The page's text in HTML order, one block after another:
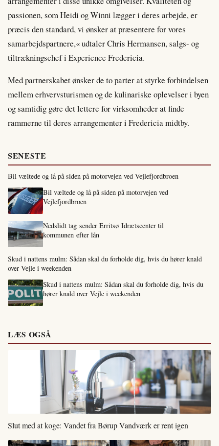
passionen, som Heidi og Winni lægger i deres arbejde, er
præcis den standard, vi ønsker at præsentere for vores
samarbejdspartnere,« udtaler Chris Hermansen, salgs- og
tiltrækningschef i Experience Fredericia.
Med partnerskabet ønsker de to parter at styrke forbindelsen
mellem erhvervsturismen og de kulinariske oplevelser i byen
og samtidig gøre det lettere for virksomheder at finde
rammerne til deres arrangementer i Fredericia midtby.
SENESTE
Bil væltede og lå på siden på motorvejen ved Vejlefjordbroen
Bil væltede og lå på siden på motorvejen ved
Vejlefjordbroen
Nedslidt tag sender Erritsø Idrætscenter til
kommunen efter lån
Skud i nattens mulm: Sådan skal du forholde dig, hvis du hører knald
over Vejle i weekenden
Skud i nattens mulm: Sådan skal du forholde dig, hvis du
hører knald over Vejle i weekenden
LÆS OGSÅ
Slut med at koge: Vandet fra Børup Vandværk er rent igen